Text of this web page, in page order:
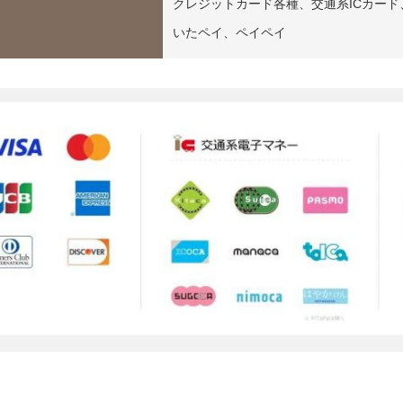
クレジットカード各種、交通系ICカー
いたペイ、ペイペイ